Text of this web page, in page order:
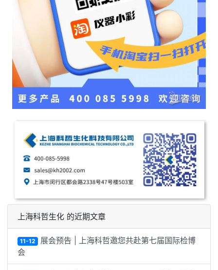
上海科哲生化 的近期文章
11-12 展会预告 | 上海科哲邀您共赴第七届国际检博
会